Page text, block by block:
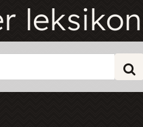
leksikon